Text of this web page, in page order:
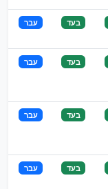
בעד עבר
בעד עבר
בעד עבר
בעד עבר